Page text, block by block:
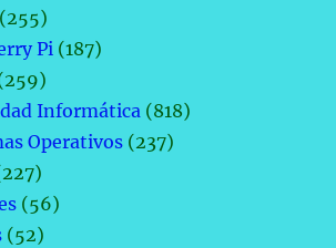
(255)
Pi (187)
Informática (818)
Operativos (237)
(56)
(52)